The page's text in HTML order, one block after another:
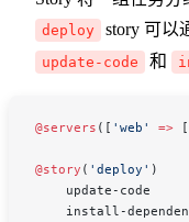
deploy story 可以
update-code 和
@servers ([ 'web' => [
@story ( 'deploy' )
    update-code
install-